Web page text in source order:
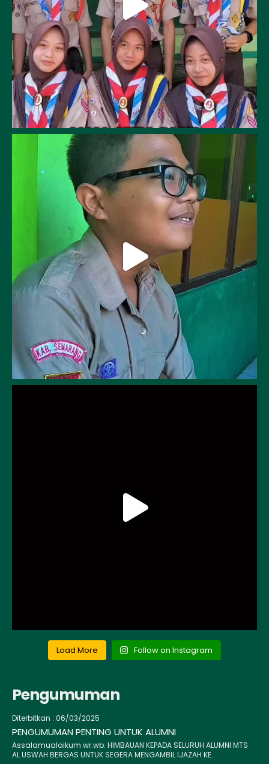
Load More Follow on Instagram
Pengumuman
Diterbitkan : 06/03/2025
PENGUMUMAN PENTING UNTUK ALUMNI
Assalamualaikum wr.wb. HIMBAUAN KEPADA SELURUH ALUMNI MTS
AL USWAH BERGAS UNTUK SEGERA MENGAMBIL IJAZAH KE..